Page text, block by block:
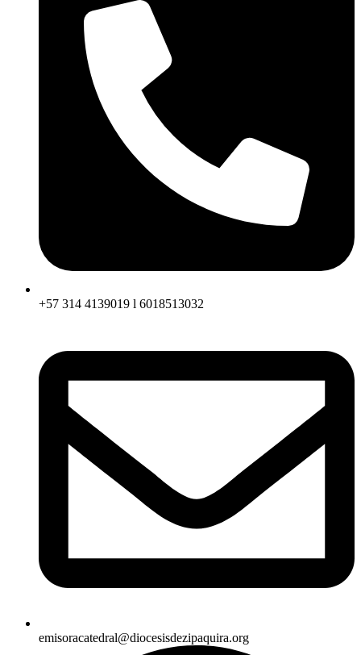
+57 314 4139019 l 6018513032
emisoracatedral@diocesisdezipaquira.org